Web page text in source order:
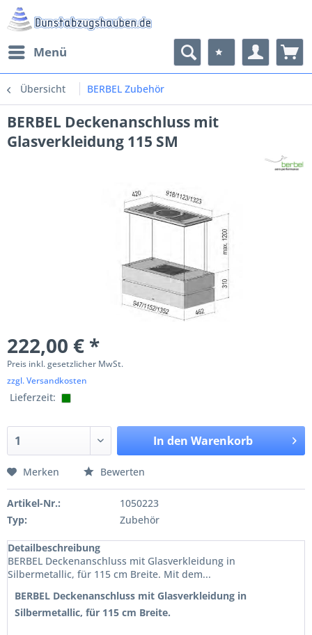
Menü
Übersicht BERBEL Zubehör
BERBEL Deckenanschluss mit
Glasverkleidung 115 SM
222,00 € *
Preis inkl. gesetzlicher MwSt.
zzgl. Versandkosten
Lieferzeit:
In den Warenkorb
Merken Bewerten
Artikel-Nr.:
1050223
Typ:
Zubehör
Detailbeschreibung
BERBEL Deckenanschluss mit Glasverkleidung in
Silbermetallic, für 115 cm Breite. Mit dem...
BERBEL Deckenanschluss mit Glasverkleidung in
Silbermetallic, für 115 cm Breite.